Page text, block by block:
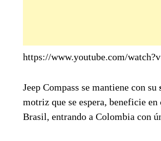
https://www.youtube.com/
Jeep Compass se mantiene con su
motriz que se espera, beneficie en
Brasil, entrando a Colombia con